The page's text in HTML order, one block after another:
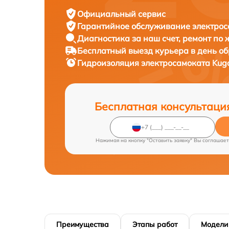
Официальный сервис
Гарантийное обслуживание
Диагностика за наш счет, ремонт по
Бесплатный выезд курьера в день
Гидроизоляция электросамоката
Бесплатная
Нажимая на кнопку "Оставить заявку" Вы
Преимущества Этапы работ Модели